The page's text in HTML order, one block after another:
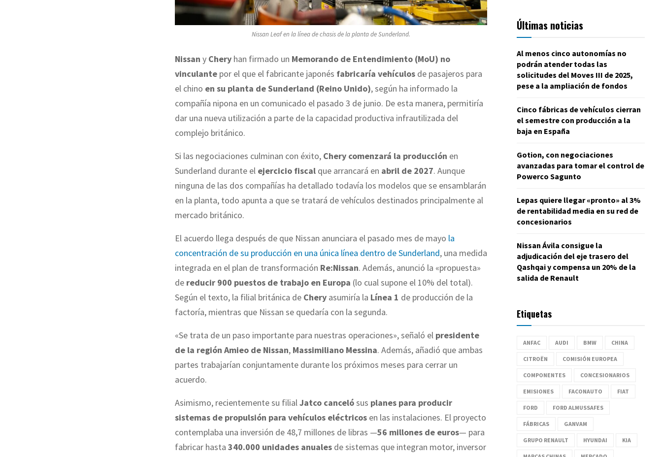
Nissan Leaf en la línea de chasis de la planta de Sunderland.
Nissan y Chery han firmado un Memorando de Entendimiento (MoU) no
vinculante por el que el fabricante japonés fabricaría vehículos de pasajeros para
el chino en su planta de Sunderland (Reino Unido), según ha informado la
compañía nipona en un comunicado el pasado 3 de junio. De esta manera, permitiría
dar una nueva utilización a parte de la capacidad productiva infrautilizada del
complejo británico.
Si las negociaciones culminan con éxito, Chery comenzará la producción en
Sunderland durante el ejercicio fiscal que arrancará en abril de 2027. Aunque
ninguna de las dos compañías ha detallado todavía los modelos que se ensamblarán
en la planta, todo apunta a que se tratará de vehículos destinados principalmente al
mercado británico.
El acuerdo llega después de que Nissan anunciara el pasado mes de mayo la
concentración de su producción en una única línea dentro de Sunderland, una medida
integrada en el plan de transformación Re:Nissan. Además, anunció la «propuesta»
de reducir 900 puestos de trabajo en Europa (lo cual supone el 10% del total).
Según el texto, la filial británica de Chery asumiría la Línea 1 de producción de la
factoría, mientras que Nissan se quedaría con la segunda.
«Se trata de un paso importante para nuestras operaciones», señaló el presidente
de la región Amieo de Nissan, Massimiliano Messina. Además, añadió que ambas
partes trabajarían conjuntamente durante los próximos meses para cerrar un
acuerdo.
Asimismo, recientemente su filialJatco cancelósus planes para producir
sistemas de propulsión para vehículos eléctricos en las instalaciones. El proyecto
contemplaba una inversión de 48,7 millones de libras —56 millones de euros— para
fabricar hasta 340.000 unidades anuales de sistemas que integran motor, inversor
Últimas noticias
Al menos cinco autonomías no
podrán atender todas las
solicitudes del Moves III de 2025,
pese a la ampliación de fondos
Cinco fábricas de vehículos cierran
el semestre con producción a la
baja en España
Gotion, con negociaciones
avanzadas para tomar el control de
Powerco Sagunto
Lepas quiere llegar «pronto» al 3%
de rentabilidad media en su red de
concesionarios
Nissan Ávila consigue la
adjudicación del eje trasero del
Qashqai y compensa un 20% de la
salida de Renault
Etiquetas
ANFAC AUDI BMW CHINA
CITROËN COMISIÓN EUROPEA
COMPONENTES CONCESIONARIOS
EMISIONES FACONAUTO FIAT
FORD FORD ALMUSSAFES
FÁBRICAS GANVAM
GRUPO RENAULT HYUNDAI KIA